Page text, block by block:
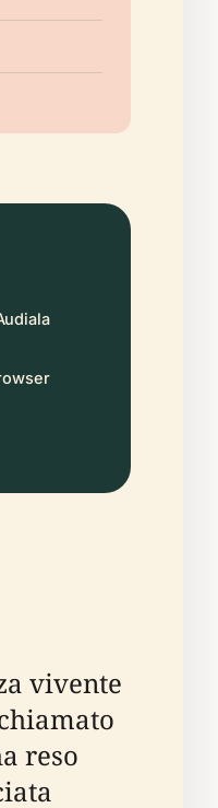
vivente
reso